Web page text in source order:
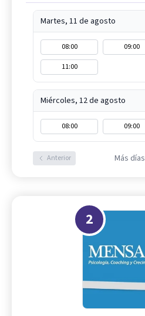
Martes, 11 de agosto
08:00 09:00
11:00
Miércoles, 12 de agosto
08:00 09:00
Anterior Más días
2